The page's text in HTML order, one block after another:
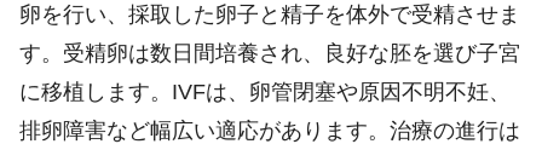
卵を行い、採取した卵子と精子を体外で受精させま
す。受精卵は数日間培養され、良好な胚を選び子宮
に移植します。IVFは、卵管閉塞や原因不明不妊、
排卵障害など幅広い適応があります。治療の進行は